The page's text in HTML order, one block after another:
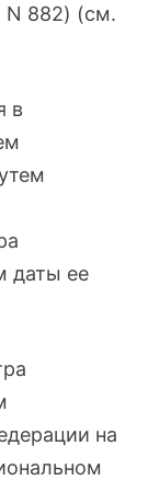
N 882) (см.
в
даты ее
на